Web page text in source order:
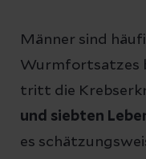
Männer sind
Wurmfortsatzes
tritt die
und siebten
es